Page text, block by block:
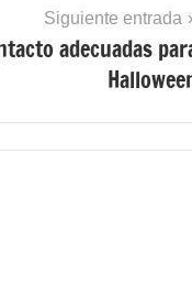
Siguiente entrada
adecuadas